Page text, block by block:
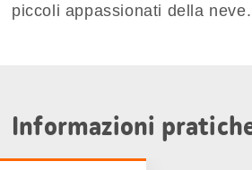
piccoli appassionati della neve.
Informazioni